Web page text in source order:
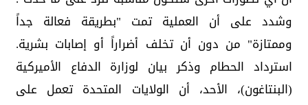
وشدد على أن العملية تمت "بطريقة فعالة جداً
وممتازة" من دون أن تخلف أضراراً أو إصابات بشرية.
استرداد الحطام وذكر بيان لوزارة الدفاع الأميركية
(البنتاغون)، الأحد، أن الولايات المتحدة تعمل على